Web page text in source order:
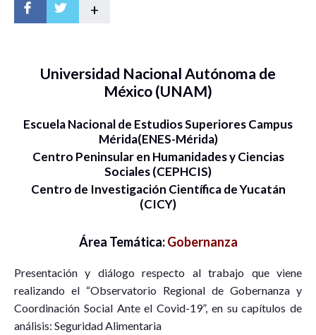
+
Universidad Nacional Autónoma de
México (UNAM)
Escuela Nacional de Estudios Superiores Campus
Mérida(ENES-Mérida)
Centro Peninsular en Humanidades y Ciencias
Sociales (CEPHCIS)
Centro de Investigación Científica de Yucatán
(CICY)
Área Temática:Gobernanza
Presentación y diálogo respecto al trabajo que viene
realizando el “Observatorio Regional de Gobernanza y
Coordinación Social Ante el Covid-19”, en su capítulos de
análisis: Seguridad Alimentaria